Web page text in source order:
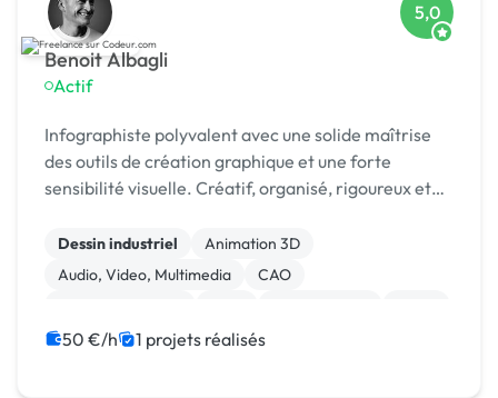
Benoit Albagli
Actif
5,0
Infographiste polyvalent avec une solide maîtrise
des outils de création graphique et une forte
sensibilité visuelle. Créatif, organisé, rigoureux et
Dessin industriel
Animation 3D
Audio, Video, Multimedia
CAO
Photoshop
50 €/h 1 projets réalisés